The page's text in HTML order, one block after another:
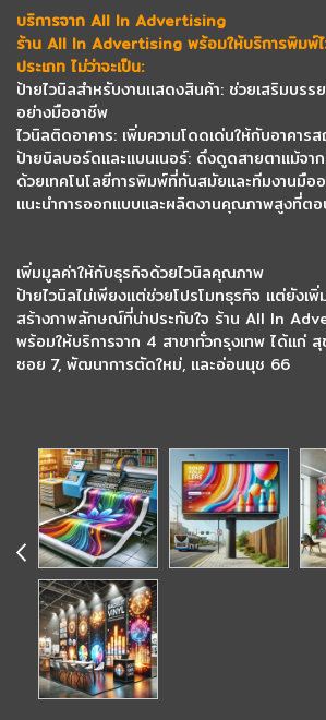
บริการจาก All In Advertising
ร้าน All In Advertising พร้อมให้บริการพิมพ์
ประเภท ไม่ว่าจะเป็น:
ป้ายไวนิลสำหรับงานแสดงสินค้า: ช่วยเสริมบรร
อย่างมืออาชีพ
ไวนิลติดอาคาร: เพิ่มความโดดเด่นให้กับอาคาร
ป้ายบิลบอร์ดและแบนเนอร์: ดึงดูดสายตาแม้จาก
ด้วยเทคโนโลยีการพิมพ์ที่ทันสมัยและทีมงานมือ
แนะนำการออกแบบและผลิตงานคุณภาพสูงที่ต
เพิ่มมูลค่าให้กับธุรกิจด้วยไวนิลคุณภาพ
ป้ายไวนิลไม่เพียงแต่ช่วยโปรโมทธุรกิจ แต่ยังเพิ่
สร้างภาพลักษณ์ที่น่าประทับใจ ร้าน All In
พร้อมให้บริการจาก 4 สาขาทั่วกรุงเทพ ได้แก่
ซอย 7, พัฒนาการตัดใหม่, และอ่อนนุช 66